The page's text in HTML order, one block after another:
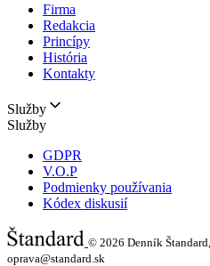
Firma
Redakcia
Princípy
História
Kontakty
Služby
Služby
GDPR
V.O.P
Podmienky používania
Kódex diskusií
© 2026 Denník
oprava@standard.sk